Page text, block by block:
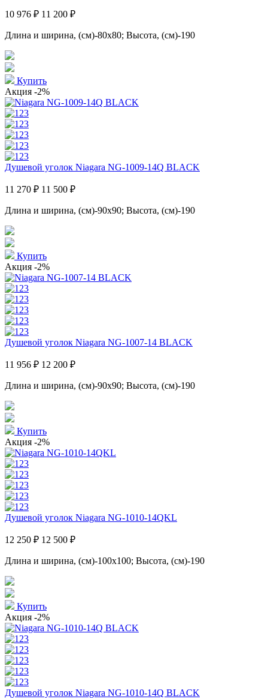
10 976 ₽ 11 200 ₽
Длина и ширина, (см)-80x80; Высота, (см)-190
Купить
Акция -2%
Душевой уголок Niagara NG-1009-14Q BLACK
11 270 ₽ 11 500 ₽
Длина и ширина, (см)-90x90; Высота, (см)-190
Купить
Акция -2%
Душевой уголок Niagara NG-1007-14 BLACK
11 956 ₽ 12 200 ₽
Длина и ширина, (см)-90x90; Высота, (см)-190
Купить
Акция -2%
Душевой уголок Niagara NG-1010-14QKL
12 250 ₽ 12 500 ₽
Длина и ширина, (см)-100x100; Высота, (см)-190
Купить
Акция -2%
Душевой уголок Niagara NG-1010-14Q BLACK